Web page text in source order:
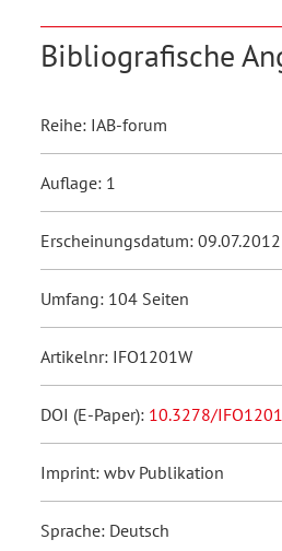
Bibliografische
Reihe: IAB-forum
Auflage: 1
Erscheinungsdatum: 09.07.2012
Umfang: 104 Seiten
Artikelnr: IFO1201W
DOI (E-Paper): 10.3278/
Imprint: wbv Publikation
Sprache: Deutsch